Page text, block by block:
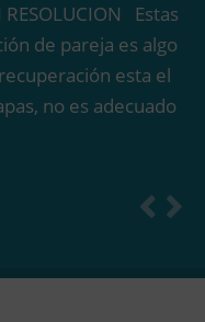
RESOLUCION Estas
de pareja es algo
esta el
no es adecuado